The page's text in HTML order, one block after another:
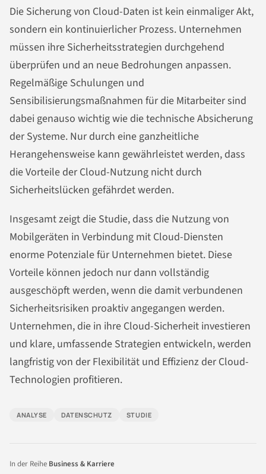
Die Sicherung von Cloud-Daten ist kein einmaliger Akt,
sondern ein kontinuierlicher Prozess. Unternehmen
müssen ihre Sicherheitsstrategien durchgehend
überprüfen und an neue Bedrohungen anpassen.
Regelmäßige Schulungen und
Sensibilisierungsmaßnahmen für die Mitarbeiter sind
dabei genauso wichtig wie die technische Absicherung
der Systeme. Nur durch eine ganzheitliche
Herangehensweise kann gewährleistet werden, dass
die Vorteile der Cloud-Nutzung nicht durch
Sicherheitslücken gefährdet werden.
Insgesamt zeigt die Studie, dass die Nutzung von
Mobilgeräten in Verbindung mit Cloud-Diensten
enorme Potenziale für Unternehmen bietet. Diese
Vorteile können jedoch nur dann vollständig
ausgeschöpft werden, wenn die damit verbundenen
Sicherheitsrisiken proaktiv angegangen werden.
Unternehmen, die in ihre Cloud-Sicherheit investieren
und klare, umfassende Strategien entwickeln, werden
langfristig von der Flexibilität und Effizienz der Cloud-
Technologien profitieren.
ANALYSE DATENSCHUTZ STUDIE
In der Reihe Business & Karriere